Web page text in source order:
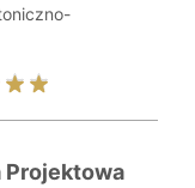
Projektowa